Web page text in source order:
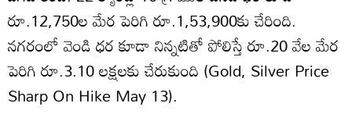
రూ.12,750ల మేర పెరిగి రూ.1,53,900కు చేరింది.
నగరంలో వెండి ధర కూడా నిన్నటితో పోలిస్తే రూ.20 వేల మేర
పెరిగి రూ.3.10 లక్షలకు చేరుకుంది (Gold, Silver Price
Sharp On Hike May 13).